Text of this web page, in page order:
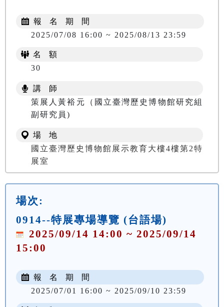
報 名 期 間
2025/07/08 16:00 ~ 2025/08/13 23:59
名 額
30
講 師
策展人黃裕元（國立臺灣歷史博物館研究組
副研究員)
場 地
國立臺灣歷史博物館展示教育大樓4樓第2特
展室
場次:
0914--特展專場導覽 (台語場)
2025/09/14 14:00 ~ 2025/09/14
15:00
報 名 期 間
2025/07/01 16:00 ~ 2025/09/10 23:59